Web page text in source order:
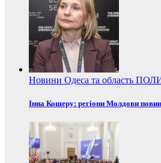
Новини Одеса та область
Інна Кошеру: регіони Молдови